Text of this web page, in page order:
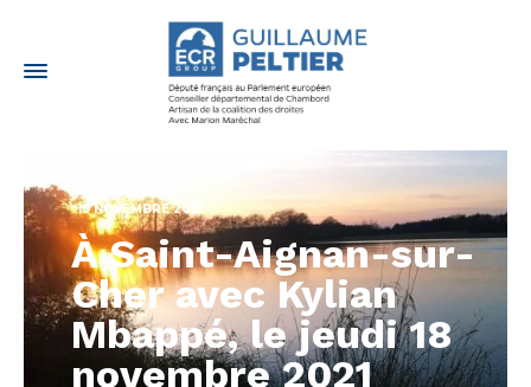
18 NOVEMBRE 2021
À Saint-Aignan-sur-
Cher avec Kylian
Mbappé, le jeudi 18
novembre 2021